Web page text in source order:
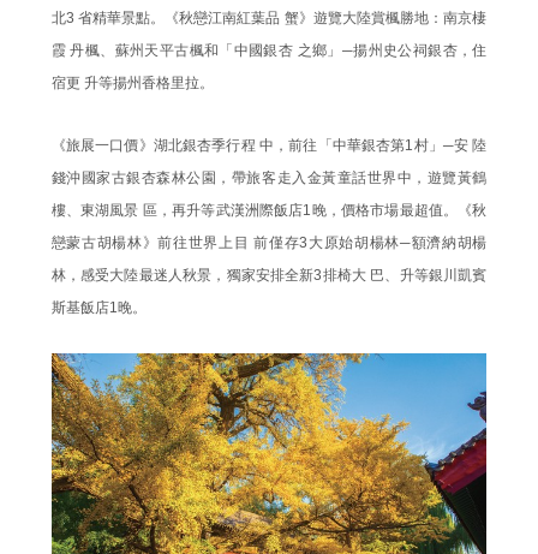
北3 省精華景點。《秋戀江南紅葉品 蟹》遊覽大陸賞楓勝地：南京棲
霞 丹楓、蘇州天平古楓和「中國銀杏 之鄉」─揚州史公祠銀杏，住
宿更 升等揚州香格里拉。
《旅展一口價》湖北銀杏季行程 中，前往「中華銀杏第1村」─安 陸
錢沖國家古銀杏森林公園，帶旅客走入金黃童話世界中，遊覽黃鶴
樓、東湖風景 區，再升等武漢洲際飯店1晚，價格市場最超值。《秋
戀蒙古胡楊林》前往世界上目 前僅存3大原始胡楊林─額濟納胡楊
林，感受大陸最迷人秋景，獨家安排全新3排椅大 巴、升等銀川凱賓
斯基飯店1晚。